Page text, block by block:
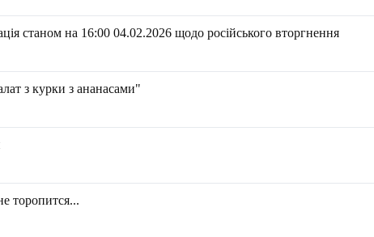
станом на 16:00 04.02.2026 щодо російського вторгнення
з курки з ананасами"
торопится...